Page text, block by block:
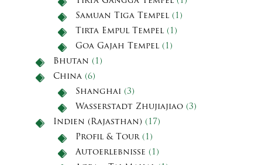
Samuan Tiga Tempel (1)
Tirta Empul Tempel (1)
Goa Gajah Tempel (1)
Bhutan (1)
China (6)
Shanghai (3)
Wasserstadt Zhujiajiao (3)
Indien (Rajasthan) (17)
Profil & Tour(1)
Autoerlebnisse (1)